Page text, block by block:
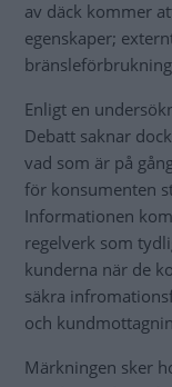
av däck kommer
egenskaper;
Enligt en
Debatt saknar
vad som är på
för konsumenten
Informationen
regelverk som
kunderna när de
säkra
och
Märkningen sker